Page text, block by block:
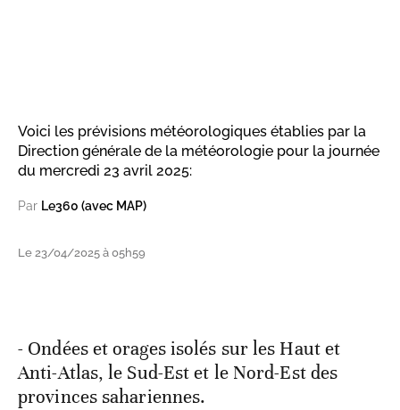
Voici les prévisions météorologiques établies par la
Direction générale de la météorologie pour la journée
du mercredi 23 avril 2025:
Par Le360 (avec MAP)
Le 23/04/2025 à 05h59
- Ondées et orages isolés sur les Haut et
Anti-Atlas, le Sud-Est et le Nord-Est des
provinces sahariennes.